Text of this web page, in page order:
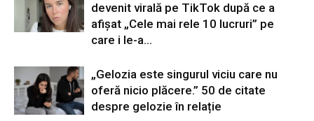
devenit virală pe TikTok după ce a
afișat „Cele mai rele 10 lucruri” pe
care i le-a...
„Gelozia este singurul viciu care nu
oferă nicio plăcere.” 50 de citate
despre gelozie în relație